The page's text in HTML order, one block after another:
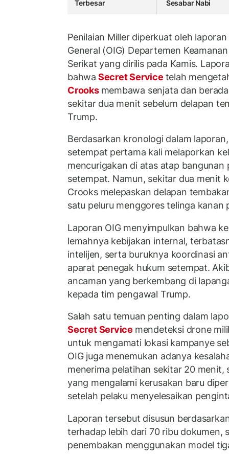
Terbesar Sesabar Nabi
Penilaian Miller diperkuat oleh
General (OIG) Departemen
Serikat yang dirilis pada Kamis.
bahwa Secret Service telah
Crooks membawa senjata dan
sekitar dua menit sebelum delapan
Trump.
Berdasarkan kronologi dalam
setempat pertama kali melaporkan
mencurigakan di atas atap bangunan
setempat. Namun, sekitar dua menit
Crooks melepaskan delapan
satu peluru menggores telinga kanan
Laporan OIG menyimpulkan bahwa
lemahnya kebijakan internal,
intelijen, serta buruknya koordinasi
aparat penegak hukum setempat.
ancaman yang berkembang di
kepada tim pengawal Trump.
Salah satu temuan penting dalam
Secret Service mendeteksi drone
untuk mengamati lokasi kampanye
OIG juga menemukan adanya
menerima pelatihan sekitar 20 menit,
yang mengalami kerusakan baru
setelah pelaku menyelesaikan
Laporan tersebut disusun
terhadap lebih dari 70 ribu dokumen,
penembakan menggunakan model